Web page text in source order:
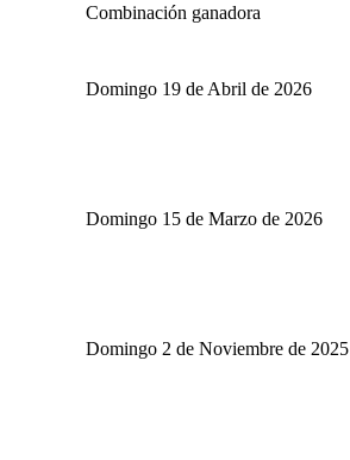
Combinación ganadora
Domingo 19 de Abril de 2026
Domingo 15 de Marzo de 2026
Domingo 2 de Noviembre de 2025